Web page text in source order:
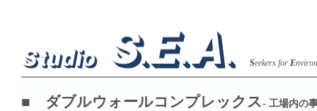
Seekers for E
■ ダブルウォールコンプレックス - 工場内の